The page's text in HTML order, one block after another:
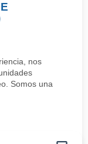
nos
Somos una